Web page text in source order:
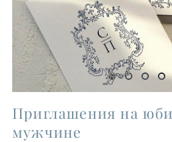
Приглашения на
мужчине